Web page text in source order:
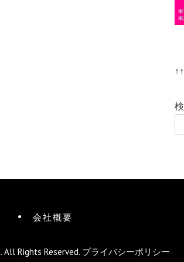
会社概要
. All Rights Reserved. プライバシーポリシー